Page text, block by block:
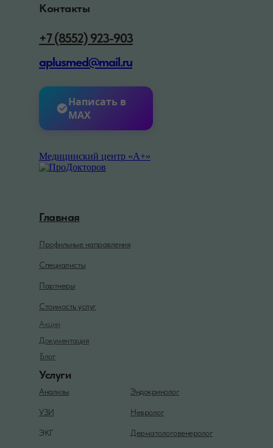
Контакты
Услуги
Акции
Документация
Блог
ЭКГ
УЗИ
Анализы
aplusmed@mail.ru
+7 (8552) 923-903
Дерматологовенеролог
Невролог
Эндокринолог
Стоимость услуг
Партнеры
Специалисты
Профильные направления
Главная
Медицинский центр «А+»
Написать в
MAX